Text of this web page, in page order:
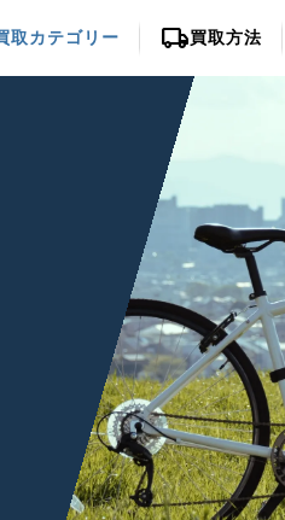
取カテゴリー local_shipping買取方法